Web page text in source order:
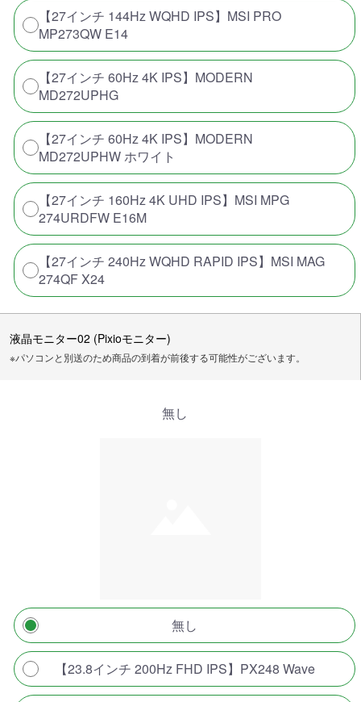
【27インチ 144Hz WQHD IPS】MSI PRO
MP273QW E14
【27インチ 60Hz 4K IPS】MODERN
MD272UPHG
【27インチ 60Hz 4K IPS】MODERN
MD272UPHW ホワイト
【27インチ 160Hz 4K UHD IPS】MSI MPG
274URDFW E16M
【27インチ 240Hz WQHD RAPID IPS】MSI MAG
274QF X24
液晶モニター02 (Pixioモニター)
※パソコンと別送のため商品の到着が前後する可能性がございます。
無し
無し
【23.8インチ 200Hz FHD IPS】PX248 Wave